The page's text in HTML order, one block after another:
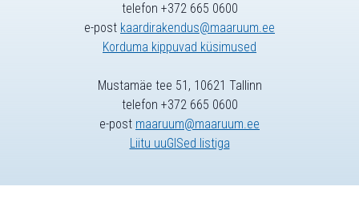
telefon +372 665 0600
e-post kaardirakendus@maaruum.ee
Korduma kippuvad küsimused
Mustamäe tee 51, 10621 Tallinn
telefon +372 665 0600
e-post maaruum@maaruum.ee
Liitu uuGISed listiga